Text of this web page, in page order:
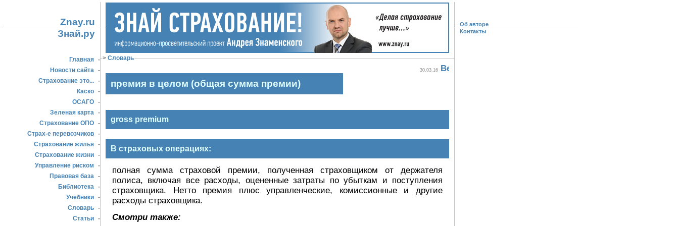
Znay.ru Об авторе
Знай.ру Контакты
Главная -
Новости сайта -
Страхование это... -
Каско -
ОСАГО -
Зеленая карта -
Страхование ОПО -
Страх-е перевозчиков -
Страхование жилья -
Страхование жизни -
Управление риском
-
Правовая база -
Библиотека -
Учебники -
Словарь -
Статьи -
> Словарь
премия в целом (общая сумма премии)
30.03.16
gross premium
В страховых операциях:
полная сумма страховой премии, полученная страховщиком от держателя
полиса, включая все расходы, оцененные затраты по убыткам и поступления
страховщика. Нетто премия плюс управленческие, комиссионные и другие
расходы страховщика.
Смотри также: